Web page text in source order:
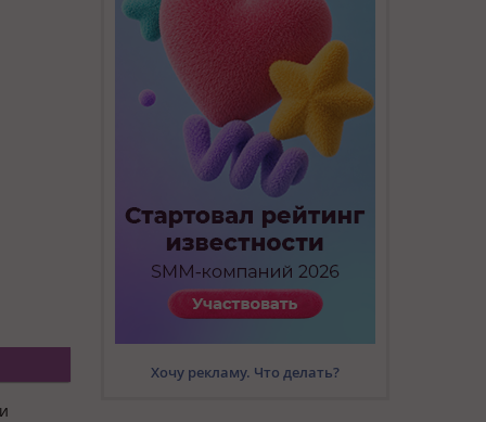
Хочу рекламу. Что делать?